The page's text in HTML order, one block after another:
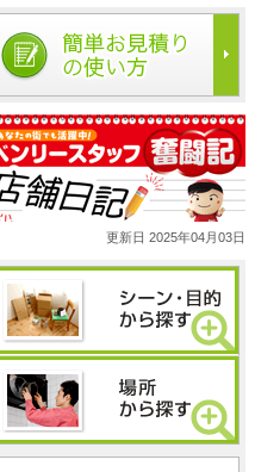
もご対応します！
更新日 2025年04月03日